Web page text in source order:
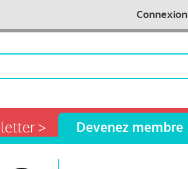
Connexion
> Devenez membre